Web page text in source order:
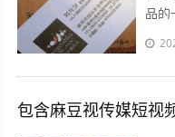
品的
由
包含麻豆视传媒短视